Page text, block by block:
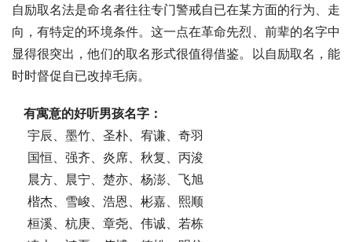
自励取名法是命名者往往专门警戒自已在某方面的行为、走
向，有特定的环境条件。这一点在革命先烈、前辈的名字中
显得很突出，他们的取名形式很值得借鉴。以自励取名，能
时时督促自已改掉毛病。
有寓意的好听男孩名字：
宇辰、墨竹、圣朴、宥谦、奇羽
国恒、强齐、炎席、秋复、丙浚
晨方、晨宁、楚亦、杨澎、飞旭
楷杰、雪峻、浩恩、彬嘉、熙顺
桓溪、杭庚、章尧、伟诚、若栋